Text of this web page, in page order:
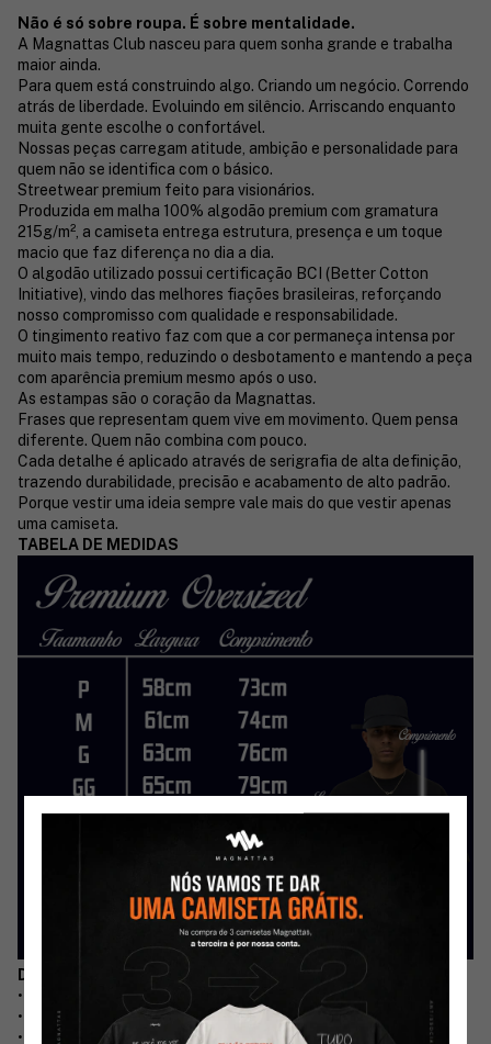
Não é só sobre roupa. É sobre mentalidade.
A Magnattas Club nasceu para quem sonha grande e trabalha
maior ainda.
Para quem está construindo algo. Criando um negócio. Correndo
atrás de liberdade. Evoluindo em silêncio. Arriscando enquanto
muita gente escolhe o confortável.
Nossas peças carregam atitude, ambição e personalidade para
quem não se identifica com o básico.
Streetwear premium feito para visionários.
Produzida em malha 100% algodão premium com gramatura
215g/m², a camiseta entrega estrutura, presença e um toque
macio que faz diferença no dia a dia.
O algodão utilizado possui certificação BCI (Better Cotton
Initiative), vindo das melhores fiações brasileiras, reforçando
nosso compromisso com qualidade e responsabilidade.
O tingimento reativo faz com que a cor permaneça intensa por
muito mais tempo, reduzindo o desbotamento e mantendo a peça
com aparência premium mesmo após o uso.
As estampas são o coração da Magnattas.
Frases que representam quem vive em movimento. Quem pensa
diferente. Quem não combina com pouco.
Cada detalhe é aplicado através de serigrafia de alta definição,
trazendo durabilidade, precisão e acabamento de alto padrão.
Porque vestir uma ideia sempre vale mais do que vestir apenas
uma camiseta.
TABELA DE MEDIDAS
DETALHES DA PEÇA
• 100% Algodão Premium
• Gramatura 215g/m²
• Modelagem Streetwear Premium